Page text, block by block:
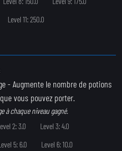
Level 11: 250.0
- Augmente le nombre de potions
vous pouvez porter.
à chaque niveau gagné.
2: 3.0
Level 3: 4.0
5: 6.0
Level 6: 10.0